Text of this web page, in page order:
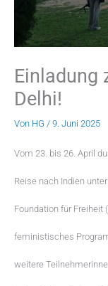
Einladung
Delhi!
Von HG / 9. Juni 2025
Vom 23. bis 26. April
Reise nach Indien
Foundation für Freiheit
feministisches
weitere